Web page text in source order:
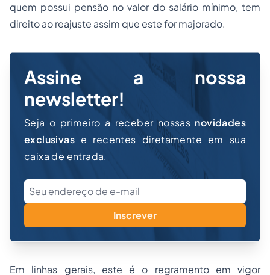
quem possui pensão no valor do salário mínimo, tem
direito ao reajuste assim que este for majorado.
Assine a nossa
newsletter!
Seja o primeiro a receber nossas novidades
exclusivas e recentes diretamente em sua
caixa de entrada.
Inscrever
Em linhas gerais, este é o regramento em vigor